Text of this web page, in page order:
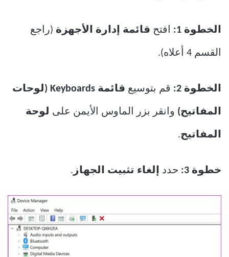
الخطوة 1: افتح قائمة إدارة الأجهزة (راجع
القسم 4 أعلاه).
الخطوة 2: قم بتوسيع قائمة Keyboards (لوحات
المفاتيح) وانقر بزر الماوس الأيمن على لوحة
المفاتيح.
خطوة 3: حدد إلغاء تثبيت الجهاز .